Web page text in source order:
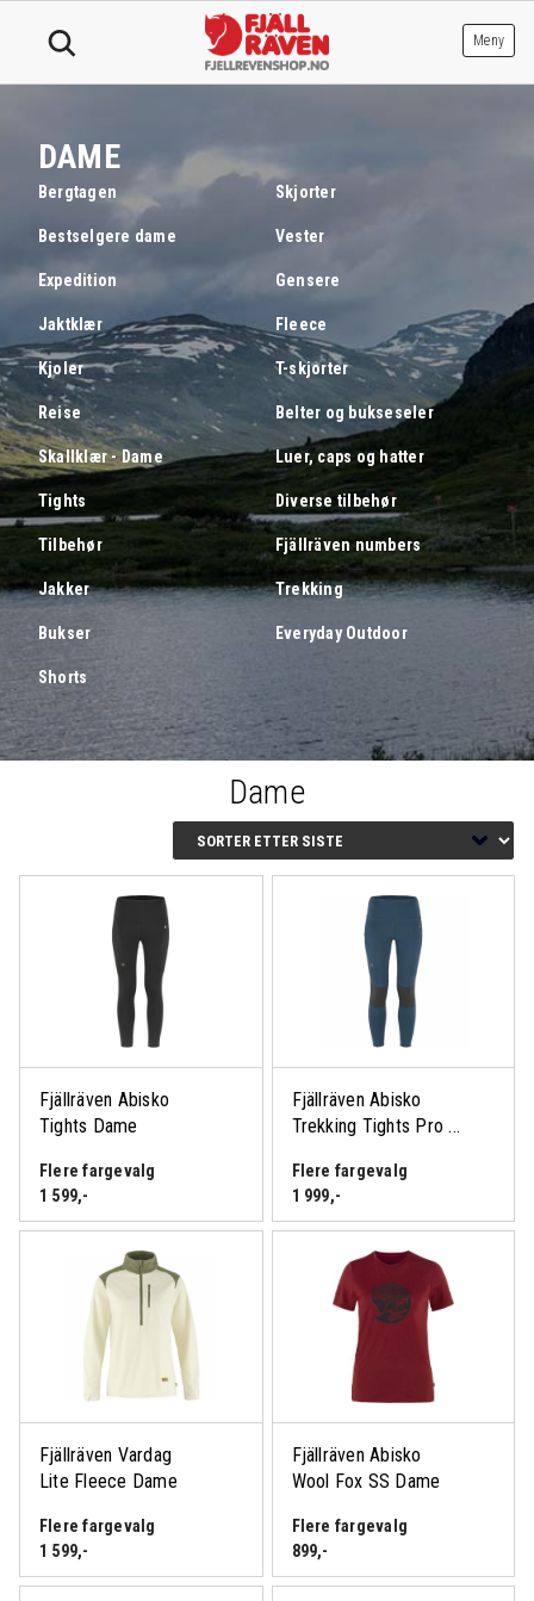
Meny
DAME
Bergtagen
Bestselgere dame
Expedition
Jaktklær
Kjoler
Reise
Skallklær - Dame
Tights
Tilbehør
Jakker
Bukser
Shorts
Skjorter
Vester
Gensere
Fleece
T-skjorter
Belter og bukseseler
Luer, caps og hatter
Diverse tilbehør
Fjällräven numbers
Trekking
Everyday Outdoor
Dame
Fjällräven Abisko
Tights Dame
Flere fargevalg
1 599,-
Logg inn eller bli medlem
for å se medlemspris
Fjällräven Abisko
Trekking Tights Pro ...
Flere fargevalg
1 999,-
Fjällräven Vardag
Lite Fleece Dame
Flere fargevalg
1 599,-
Fjällräven Abisko
Wool Fox SS Dame
Flere fargevalg
899,-